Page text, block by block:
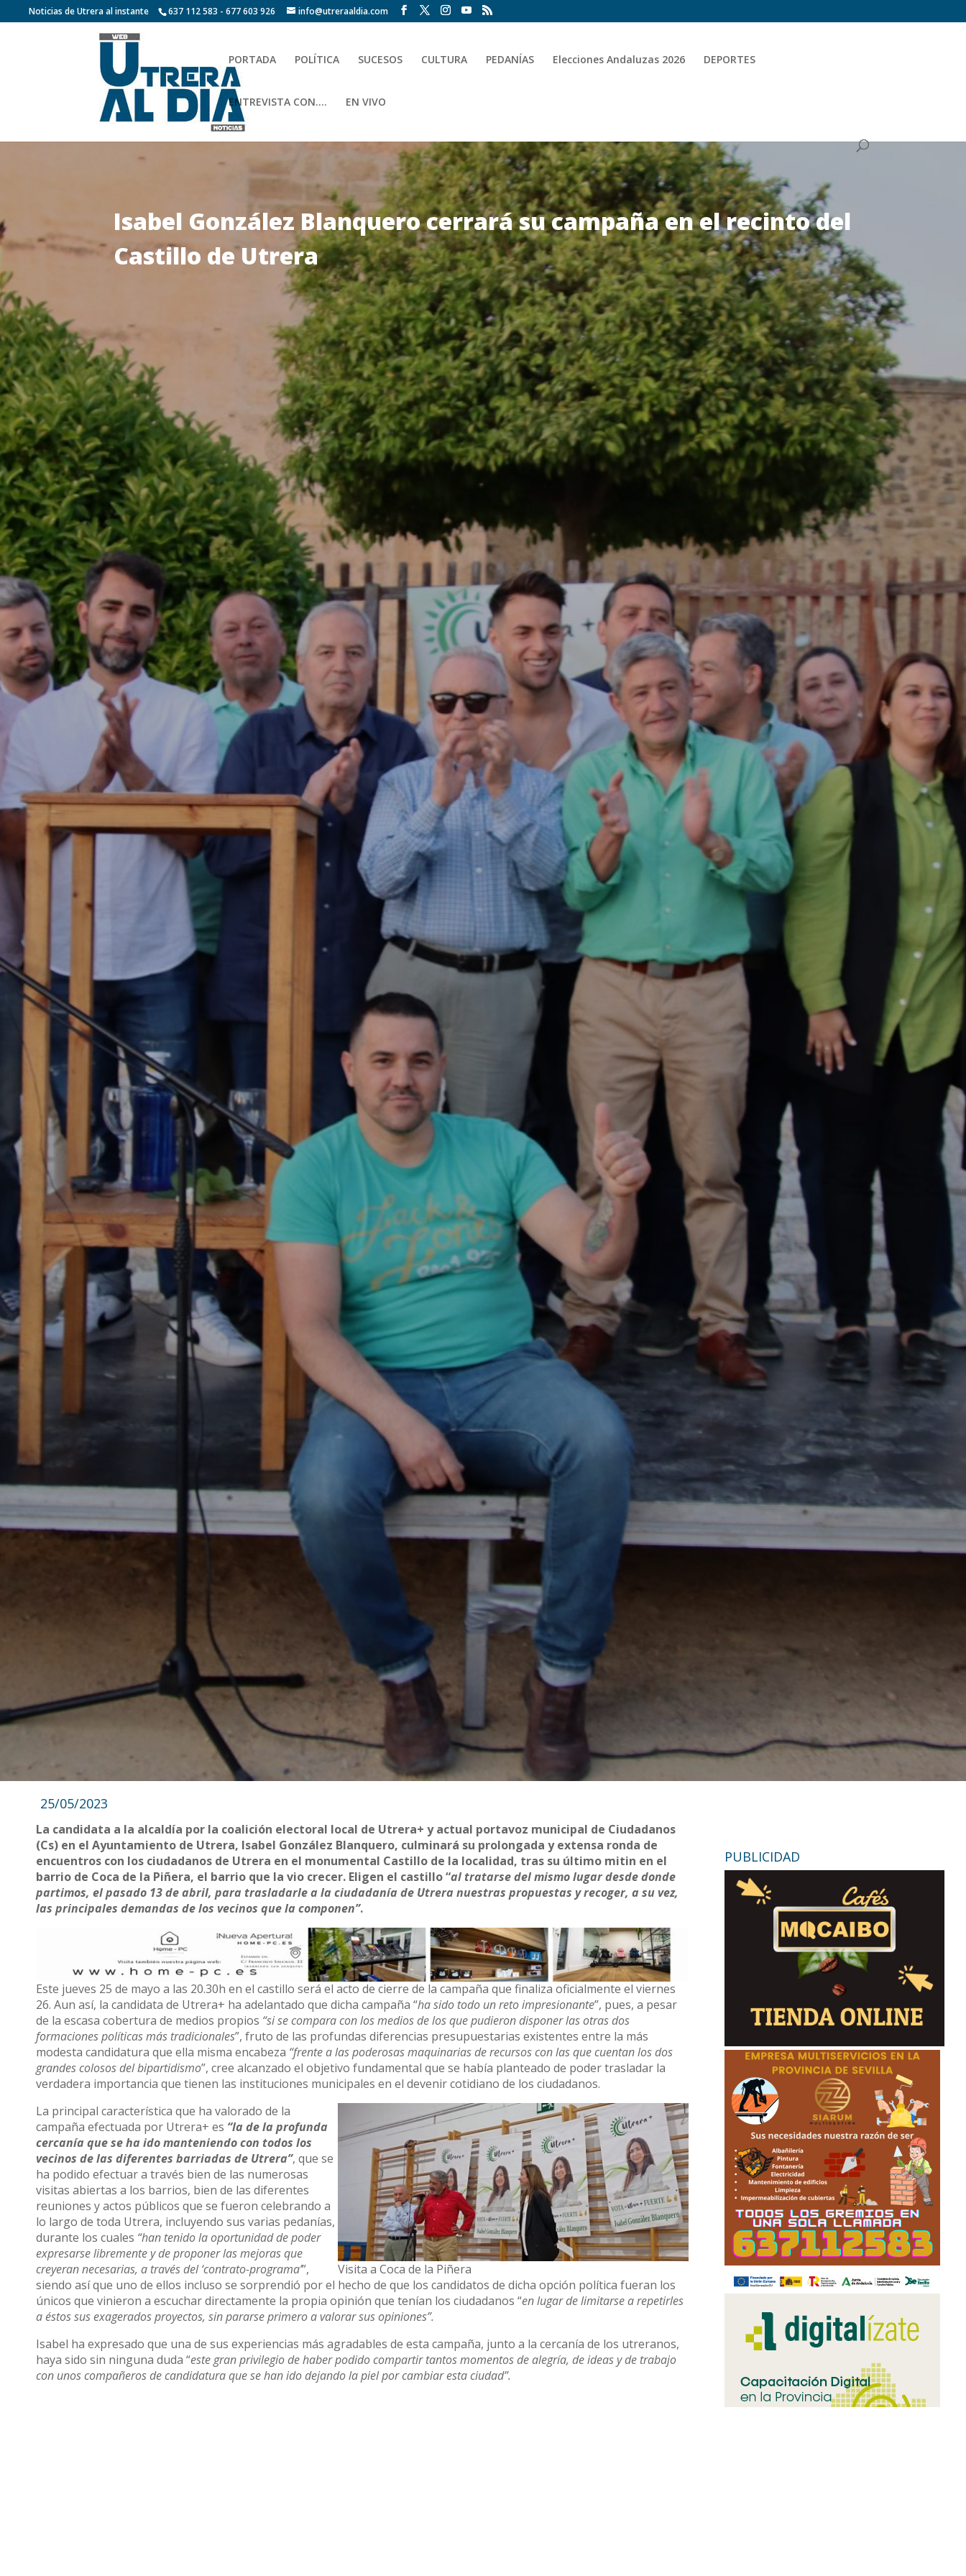
Noticias de Utrera al instante 637 112 583 - 677 603 926 info@utreraaldia.com
PORTADA POLÍTICA SUCESOS CULTURA PEDANÍAS Elecciones Andaluzas 2026 DEPORTES
ENTREVISTA CON…. EN VIVO
Isabel González Blanquero cerrará su campaña en el recinto del
Castillo de Utrera
25/05/2023
La candidata a la alcaldía por la coalición electoral local de Utrera+ y actual portavoz municipal de Ciudadanos
(Cs) en el Ayuntamiento de Utrera, Isabel González Blanquero, culminará su prolongada y extensa ronda de
encuentros con los ciudadanos de Utrera en el monumental Castillo de la localidad, tras su último mitin en el
barrio de Coca de la Piñera, el barrio que la vio crecer. Eligen el castillo “al tratarse del mismo lugar desde donde
partimos, el pasado 13 de abril, para trasladarle a la ciudadanía de Utrera nuestras propuestas y recoger, a su vez,
las principales demandas de los vecinos que la componen”.
Este jueves 25 de mayo a las 20.30h en el castillo será el acto de cierre de la campaña que finaliza oficialmente el viernes
26. Aun así, la candidata de Utrera+ ha adelantado que dicha campaña “ha sido todo un reto impresionante”, pues, a pesar
de la escasa cobertura de medios propios “si se compara con los medios de los que pudieron disponer las otras dos
formaciones políticas más tradicionales”, fruto de las profundas diferencias presupuestarias existentes entre la más
modesta candidatura que ella misma encabeza “frente a las poderosas maquinarias de recursos con las que cuentan los dos
grandes colosos del bipartidismo”, cree alcanzado el objetivo fundamental que se había planteado de poder trasladar la
verdadera importancia que tienen las instituciones municipales en el devenir cotidiano de los ciudadanos.
Visita a Coca de la Piñera
La principal característica que ha valorado de la
campaña efectuada por Utrera+ es “la de la profunda
cercanía que se ha ido manteniendo con todos los
vecinos de las diferentes barriadas de Utrera”, que se
ha podido efectuar a través bien de las numerosas
visitas abiertas a los barrios, bien de las diferentes
reuniones y actos públicos que se fueron celebrando a
lo largo de toda Utrera, incluyendo sus varias pedanías,
durante los cuales “han tenido la oportunidad de poder
expresarse libremente y de proponer las mejoras que
creyeran necesarias, a través del ‘contrato-programa’”,
siendo así que uno de ellos incluso se sorprendió por el hecho de que los candidatos de dicha opción política fueran los
únicos que vinieron a escuchar directamente la propia opinión que tenían los ciudadanos “en lugar de limitarse a repetirles
a éstos sus exagerados proyectos, sin pararse primero a valorar sus opiniones”.
Isabel ha expresado que una de sus experiencias más agradables de esta campaña, junto a la cercanía de los utreranos,
haya sido sin ninguna duda “este gran privilegio de haber podido compartir tantos momentos de alegría, de ideas y de trabajo
con unos compañeros de candidatura que se han ido dejando la piel por cambiar esta ciudad”.
PUBLICIDAD